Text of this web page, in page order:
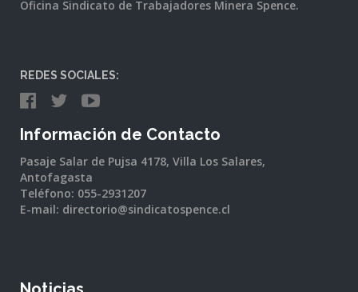
Oficina Sindicato de Trabajadores Minera Spence.
REDES SOCIALES:
Información de Contacto
Pasaje Salar de Pujsa 4178, Villa Los Salares,
Antofagasta
Teléfono: 055-2931207
E-mail: directorio@sindicatospence.cl